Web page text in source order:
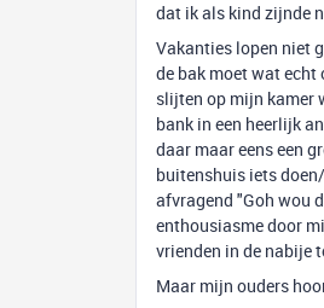
dat ik als kind zijnde
Vakanties lopen niet
de bak moet wat echt
slijten op mijn kamer
bank in een heerlijk
daar maar eens een
buitenshuis iets
afvragend "Goh wou
enthousiasme door
vrienden in de nabije
Maar mijn ouders